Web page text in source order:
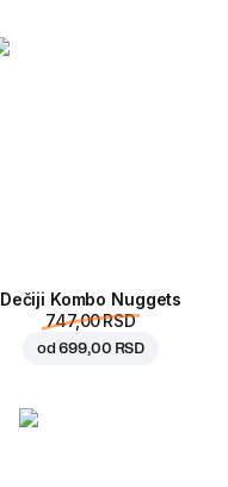
Dečiji Kombo Nuggets
747,00 RSD
od699,00 RSD